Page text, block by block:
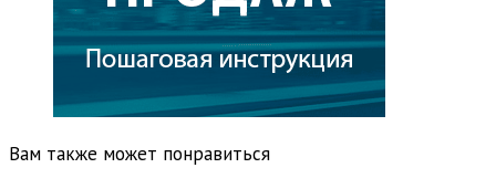
Вам также может понравиться